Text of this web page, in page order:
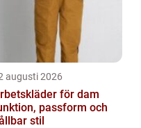
augusti 2026
för dam
passform och
stil